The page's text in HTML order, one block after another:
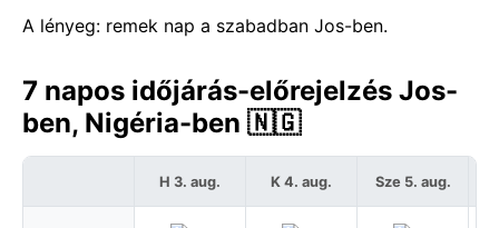
A lényeg: remek nap a szabadban Jos-ben.
7 napos időjárás-előrejelzés Jos-
ben, Nigéria-ben 🇳🇬
H 3. aug. K 4. aug. Sze 5. aug.